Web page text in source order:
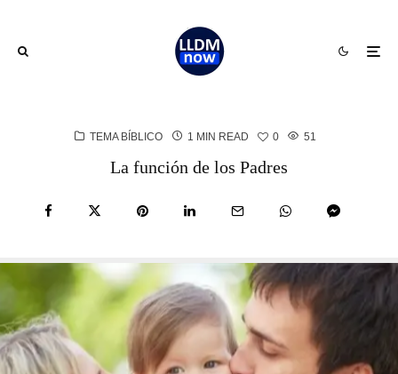
TEMA BÍBLICO 1 MIN READ 0 51
La función de los Padres